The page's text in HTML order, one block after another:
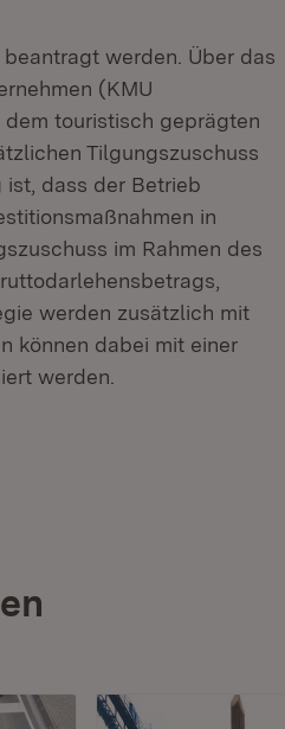
(Öffnet in neuem Fenster)
beantragt werden. Über das
(KMU
touristisch geprägten
Tilgungszuschuss
dass der Betrieb
in
im Rahmen des
werden zusätzlich mit
können dabei mit einer
werden.